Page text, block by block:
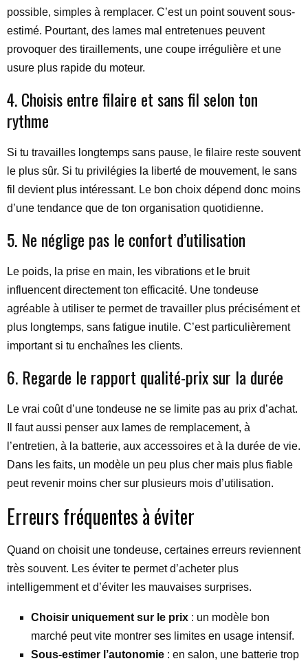
possible, simples à remplacer. C’est un point souvent sous-
estimé. Pourtant, des lames mal entretenues peuvent
provoquer des tiraillements, une coupe irrégulière et une
usure plus rapide du moteur.
4. Choisis entre filaire et sans fil selon ton
rythme
Si tu travailles longtemps sans pause, le filaire reste souvent
le plus sûr. Si tu privilégies la liberté de mouvement, le sans
fil devient plus intéressant. Le bon choix dépend donc moins
d’une tendance que de ton organisation quotidienne.
5. Ne néglige pas le confort d’utilisation
Le poids, la prise en main, les vibrations et le bruit
influencent directement ton efficacité. Une tondeuse
agréable à utiliser te permet de travailler plus précisément et
plus longtemps, sans fatigue inutile. C’est particulièrement
important si tu enchaînes les clients.
6. Regarde le rapport qualité-prix sur la durée
Le vrai coût d’une tondeuse ne se limite pas au prix d’achat.
Il faut aussi penser aux lames de remplacement, à
l’entretien, à la batterie, aux accessoires et à la durée de vie.
Dans les faits, un modèle un peu plus cher mais plus fiable
peut revenir moins cher sur plusieurs mois d’utilisation.
Erreurs fréquentes à éviter
Quand on choisit une tondeuse, certaines erreurs reviennent
très souvent. Les éviter te permet d’acheter plus
intelligemment et d’éviter les mauvaises surprises.
Choisir uniquement sur le prix : un modèle bon
marché peut vite montrer ses limites en usage intensif.
Sous-estimer l’autonomie : en salon, une batterie trop